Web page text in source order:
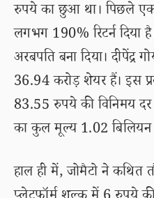
रुपये का छुआ था। पिछले
लगभग 190% रिटर्न दिया
अरबपति बना दिया।
36.94 करोड़ शेयर हैं। इस
83.55 रुपये की विनिमय
का कुल मूल्य 1.02 बिलियन
हाल ही में, जोमैटो ने कथित